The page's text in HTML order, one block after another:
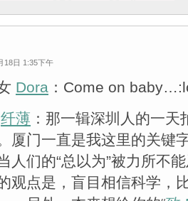
18日 1:35下午
Dora ：Come on
纤薄 ：那一辑深圳人的一
厦门一直是我这里的关键
人们的“总以为”被力所不
观点是，盲目相信科学，